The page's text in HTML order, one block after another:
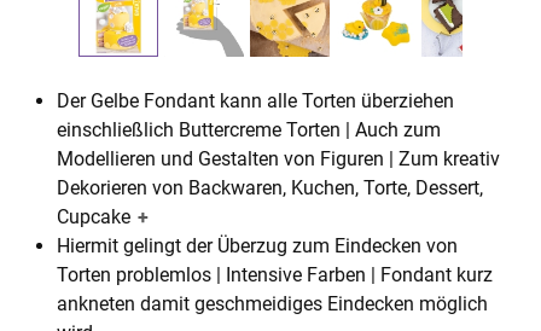
Der Gelbe Fondant kann alle Torten überziehen
einschließlich Buttercreme Torten | Auch zum
Modellieren und Gestalten von Figuren | Zum kreativ
Dekorieren von Backwaren, Kuchen, Torte, Dessert,
Cupcake +
Hiermit gelingt der Überzug zum Eindecken von
Torten problemlos | Intensive Farben | Fondant kurz
ankneten damit geschmeidiges Eindecken möglich